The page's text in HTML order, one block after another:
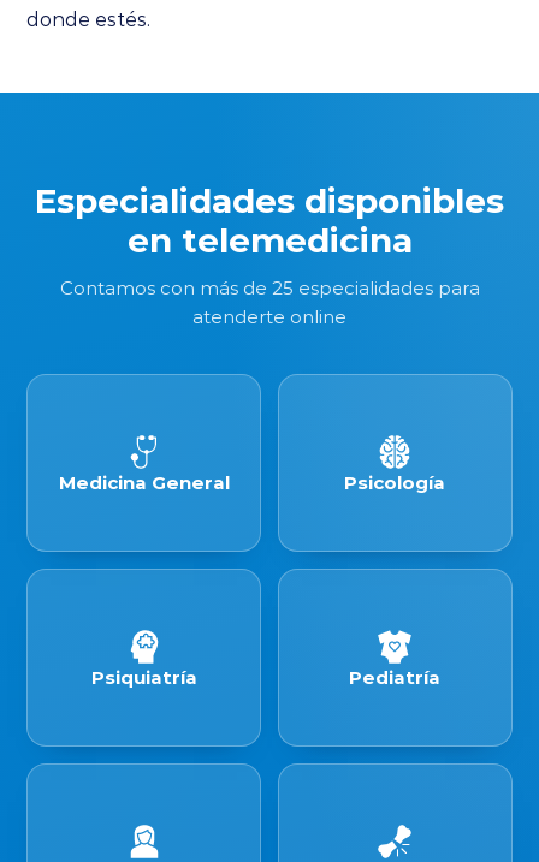
donde estés.
Especialidades disponibles
en telemedicina
Contamos con más de 25 especialidades para
atenderte online
Medicina General Psicología
Psiquiatría Pediatría